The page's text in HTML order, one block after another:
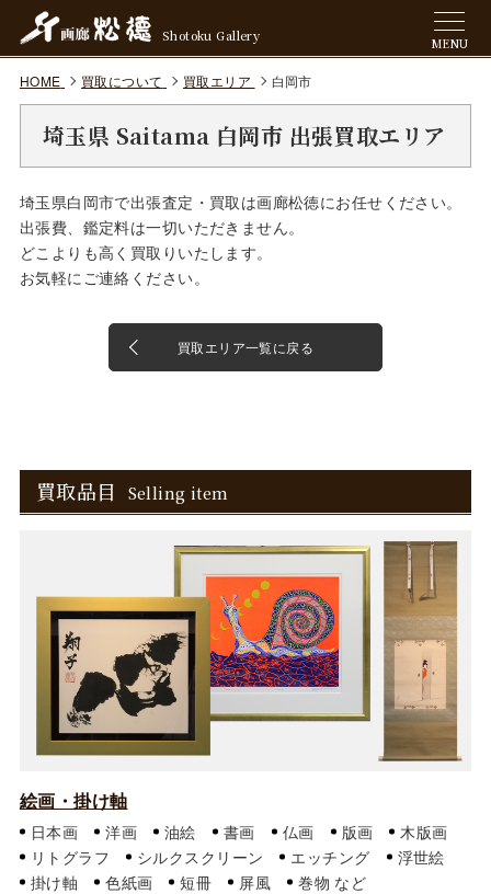
Shotoku Gallery MENU
HOME 買取について 買取エリア 白岡市
埼玉県 Saitama 白岡市 出張買取エリア
埼玉県白岡市で出張査定・買取は画廊松徳にお任せください。
出張費、鑑定料は一切いただきません。
どこよりも高く買取りいたします。
お気軽にご連絡ください。
買取エリア一覧に戻る
買取品目 Selling item
絵画・掛け軸
日本画 洋画 油絵 書画 仏画 版画
木版画
リトグラフ
シルクスクリーン エッチング
浮世絵
掛け軸
色紙画 短冊 屏風 巻物